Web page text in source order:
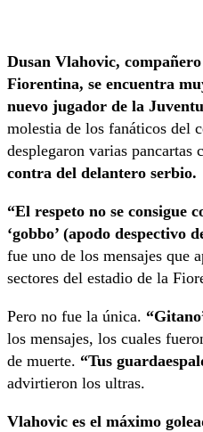
Dusan Vlahovic,
Fiorentina, se encuentra
nuevo jugador de la
molestia de los fanáticos del
desplegaron varias pancartas
contra del delantero serbio.
“El respeto no se consigue
‘gobbo’ (apodo despectivo
fue uno de los mensajes que
sectores del estadio de la
Pero no fue la única.
los mensajes, los cuales
de muerte. “Tus
advirtieron los ultras.
Vlahovic es el máximo